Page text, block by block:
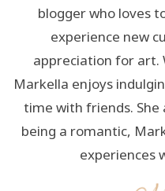
blogger who loves
experience new
appreciation for art.
Markella enjoys
time with friends. She
being a romantic,
experiences